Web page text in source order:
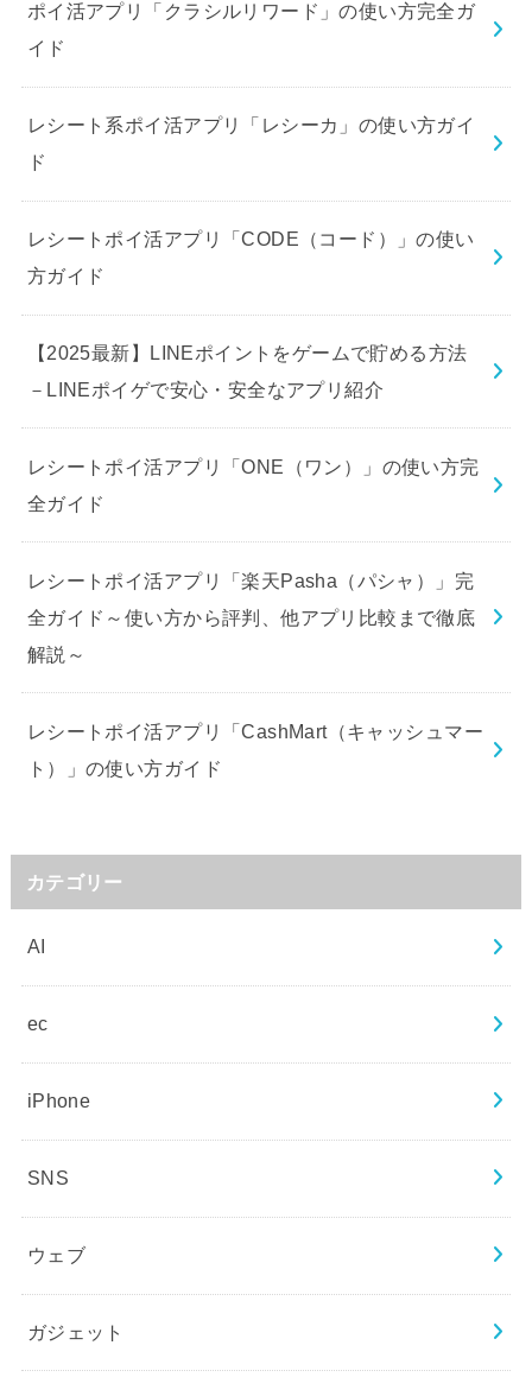
ポイ活アプリ「クラシルリワード」の使い方完全ガ
イド
レシート系ポイ活アプリ「レシーカ」の使い方ガイ
ド
レシートポイ活アプリ「CODE（コード）」の使い
方ガイド
【2025最新】LINEポイントをゲームで貯める方法
－LINEポイゲで安心・安全なアプリ紹介
レシートポイ活アプリ「ONE（ワン）」の使い方完
全ガイド
レシートポイ活アプリ「楽天Pasha（パシャ）」完
全ガイド～使い方から評判、他アプリ比較まで徹底
解説～
レシートポイ活アプリ「CashMart（キャッシュマー
ト）」の使い方ガイド
カテゴリー
AI
ec
iPhone
SNS
ウェブ
ガジェット